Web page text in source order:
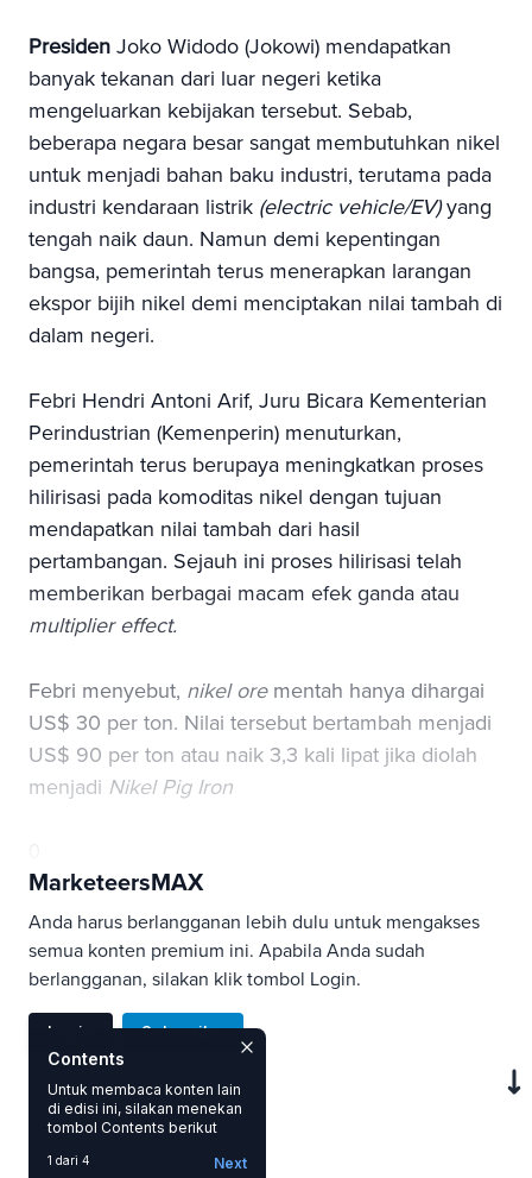
PresidenJoko Widodo (Jokowi) mendapatkan
banyak tekanan dari luar negeri ketika
mengeluarkan kebijakan tersebut. Sebab,
beberapa negara besar sangat membutuhkan nikel
untuk menjadi bahan baku industri, terutama pada
industri kendaraan listrik (electric vehicle/EV)yang
tengah naik daun. Namun demi kepentingan
bangsa, pemerintah terus menerapkan larangan
ekspor bijih nikel demi menciptakan nilai tambah di
dalam negeri.
Febri Hendri Antoni Arif, Juru Bicara Kementerian
Perindustrian (Kemenperin) menuturkan,
pemerintah terus berupaya meningkatkan proses
hilirisasi pada komoditas nikel dengan tujuan
mendapatkan nilai tambah dari hasil
pertambangan. Sejauh ini proses hilirisasi telah
memberikan berbagai macam efek ganda atau
multiplier effect.
Febri menyebut, nikel orementah hanya dihargai
US$ 30 per ton. Nilai tersebut bertambah menjadi
US$ 90 per ton atau naik 3,3 kali lipat jika diolah
menjadi Nikel Pig Iron
MarketeersMAX
Anda harus berlangganan lebih dulu untuk mengakses
semua konten premium ini. Apabila Anda sudah
berlangganan, silakan klik tombol Login.
Login Subscribe
Contents
Untuk membaca konten lain
di edisi ini, silakan menekan
tombol Contents berikut
1 dari 4 Next